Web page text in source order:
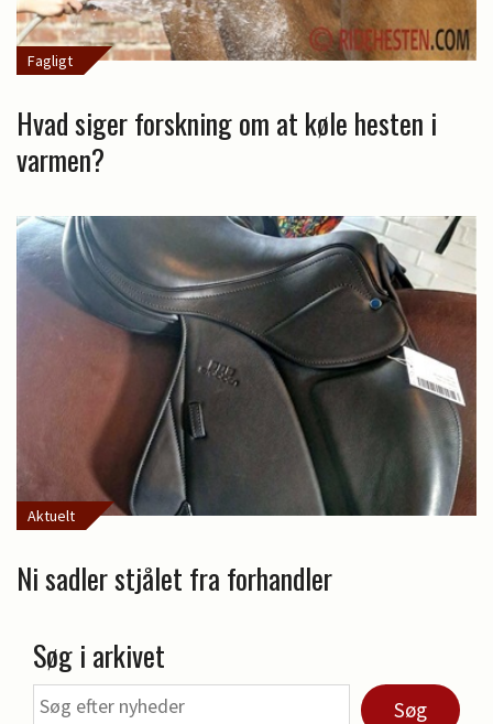
Fagligt
Hvad siger forskning om at køle hesten i
varmen?
Aktuelt
Ni sadler stjålet fra forhandler
Søg i arkivet
Søg